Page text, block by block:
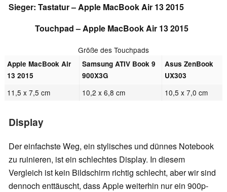
Sieger: Tastatur – Apple MacBook Air 13 2015
Touchpad –Apple MacBook Air 13 2015
Größe des Touchpads
Apple MacBook Air
13 2015
Samsung ATIV Book 9
900X3G
Asus ZenBook
UX303
11,5 x 7,5 cm 10,2 x 6,8 cm 10,5 x 7,0 cm
Display
Der einfachste Weg, ein stylisches und dünnes Notebook
zu ruinieren, ist ein schlechtes Display. In diesem
Vergleich ist kein Bildschirm richtig schlecht, aber wir sind
dennoch enttäuscht, dass Apple weiterhin nur ein 900p-